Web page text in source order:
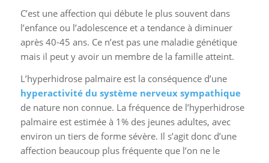
l’enfance ou l’adolescence et a tendance à diminuer
après 40-45 ans. Ce n’est pas une maladie génétique
mais il peut y avoir un membre de la famille atteint.
L’hyperhidrose palmaire est la conséquence d’une
hyperactivité du système nerveux sympathique
de nature non connue. La fréquence de l’hyperhidrose
palmaire est estimée à 1% des jeunes adultes, avec
environ un tiers de forme sévère. Il s’agit donc d’une
affection beaucoup plus fréquente que l’on ne le
pense.